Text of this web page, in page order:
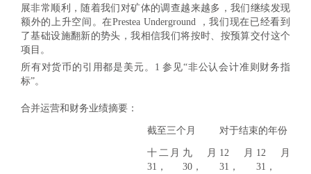
展非常顺利，随着我们对矿体的调查越来越多，我们继续发现
额外的上升空间。在Prestea Underground ，我们现在已经看到
了基础设施翻新的势头，我相信我们将按时、按预算交付这个
项目。
所有对货币的引用都是美元。 1 参见“非公认会计准则财务指
标”。
合并运营和财务业绩摘要：
截至三个月 对于结束的年份
十二月
31，
九月
30，
12月
31，
12月
31，